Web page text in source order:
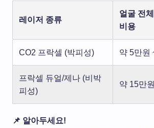
레이저 종류
얼굴 전
비용
CO2 프락셀 (박피성) 약 5만원
프락셀 듀얼/제나 (비박
피성)
약 15만
📌 알아두세요!